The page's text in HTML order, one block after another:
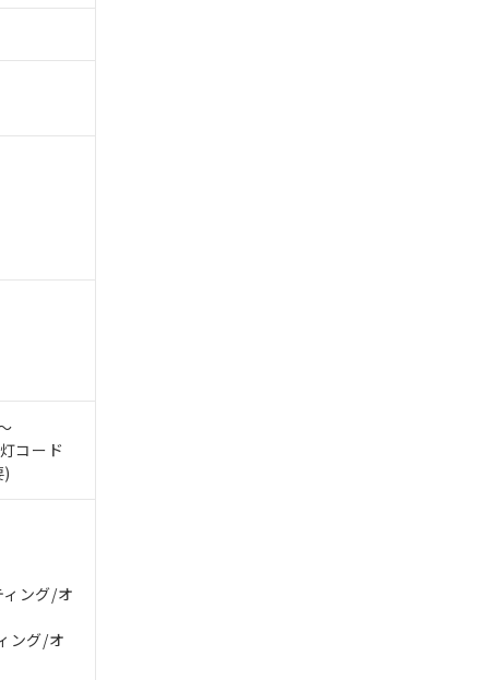
コード
ング/オ
ング/オ
供させていただ
了承ください。
き作成されるも
をご了承くださ
です。
ありません。
です。
1000ppm以下、
下、フタル酸ジブチ
) : 1000ppm、
貨物等」とい
可)を取得する
要な手段を講じ